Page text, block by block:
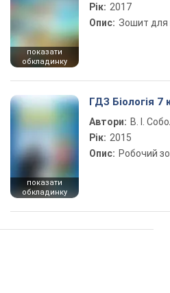
показати
обкладинку
Рік: 2017
Опис: Зошит для
показати
обкладинку
ГДЗ Біологія 7
Автори: В. І.
Рік: 2015
Опис: Робочий